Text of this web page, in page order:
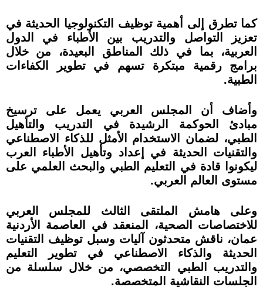
كما تطرق إلى أهمية توظيف التكنولوجيا الحديثة في
تعزيز التواصل والتدريب بين الأطباء في الدول
العربية، بما في ذلك المناطق البعيدة، من خلال
برامج رقمية مبتكرة تسهم في تطوير الكفاءات
الطبية.
وأضاف أن المجلس العربي يعمل على ترسيخ
مبادئ الحوكمة الرشيدة في التدريب والتأهيل
الطبي، لضمان الاستخدام الأمثل للذكاء الاصطناعي
والتقنيات الحديثة في إعداد وتأهيل الأطباء العرب
ليكونوا قادة في التعليم الطبي والبحث العلمي على
مستوى العالم العربي.
وعلى هامش الملتقى الثالث للمجلس العربي
للاختصاصات الصحية، المنعقد في العاصمة الأردنية
عمان، ناقش متحدثون آليات وسبل توظيف التقنيات
الحديثة والذكاء الاصطناعي في تطوير التعليم
والتدريب الطبي التخصصي، من خلال سلسلة من
الجلسات النقاشية المتخصصة.